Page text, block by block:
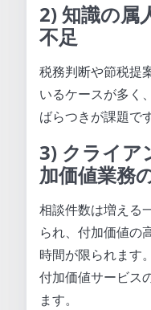
2) 知識の属
不足
税務判断や節税提
いるケースが多く
ばらつきが課題で
3) クライア
加価値業務
相談件数は増える
られ、付加価値の
時間が限られます
付加価値サービス
ます。